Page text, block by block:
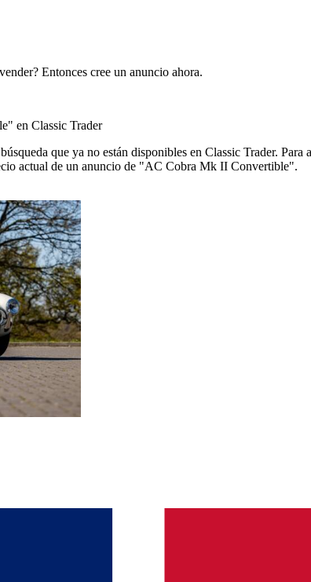
Entonces cree un anuncio ahora.
en Classic Trader
que ya no están disponibles en Classic Trader.
actual de un anuncio de "AC Cobra Mk II Convertible".